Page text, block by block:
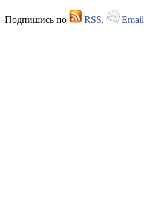
Подпишись по RSS, Email